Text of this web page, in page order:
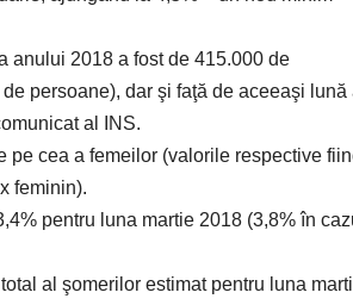
anului 2018 a fost de 415.000 de
persoane), dar şi faţă de aceeaşi lună
al INS.
pe cea a femeilor (valorile respective
feminin).
pentru luna martie 2018 (3,8% în
al şomerilor estimat pentru luna